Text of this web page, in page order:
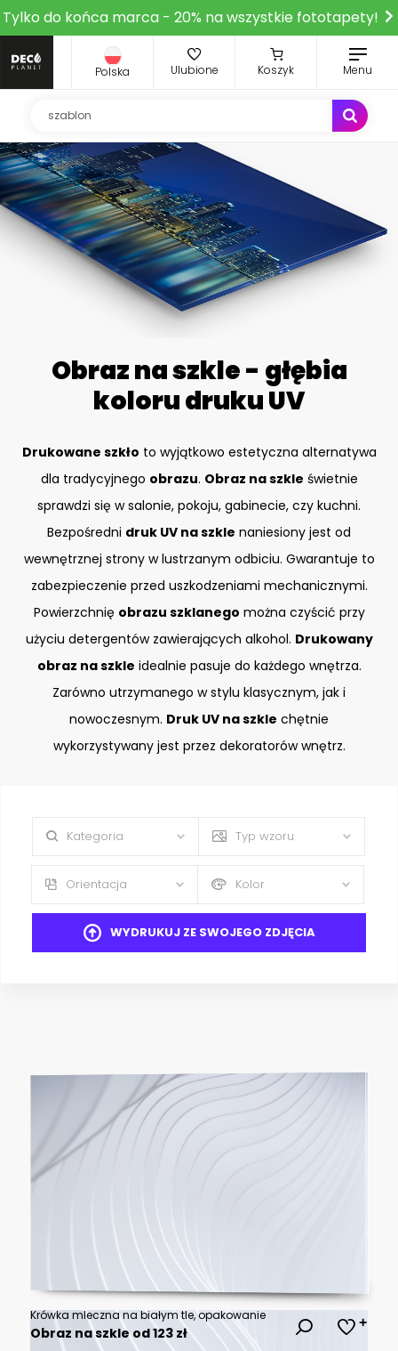
Tylko do końca marca - 20% na wszystkie fototapety!
Polska Ulubione Koszyk Menu
Obraz na szkle - głębia
koloru druku UV
Drukowane szkło to wyjątkowo estetyczna alternatywa
dla tradycyjnego obrazu. Obraz na szkle świetnie
sprawdzi się w salonie, pokoju, gabinecie, czy kuchni.
Bezpośredni druk UV na szkle naniesiony jest od
wewnętrznej strony w lustrzanym odbiciu. Gwarantuje to
zabezpieczenie przed uszkodzeniami mechanicznymi.
Powierzchnię obrazu szklanego można czyścić przy
użyciu detergentów zawierających alkohol. Drukowany
obraz na szkle idealnie pasuje do każdego wnętrza.
Zarówno utrzymanego w stylu klasycznym, jak i
nowoczesnym. Druk UV na szkle chętnie
wykorzystywany jest przez dekoratorów wnętrz.
Kategoria Typ wzoru
Orientacja Kolor
WYDRUKUJ ZE SWOJEGO ZDJĘCIA
Krówka mleczna na białym tle, opakowanie
Obraz na szkle od 123 zł